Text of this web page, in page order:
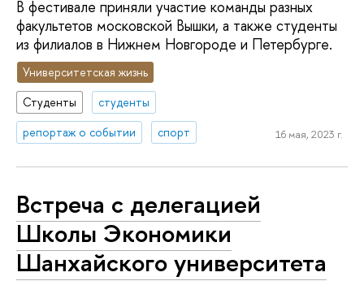
В фестивале приняли участие команды разных
факультетов московской Вышки, а также студенты
из филиалов в Нижнем Новгороде и Петербурге.
Университетская жизнь
Студенты
студенты
репортаж о событии
спорт 16 мая, 2023 г.
Встреча с делегацией
Школы Экономики
Шанхайского университета